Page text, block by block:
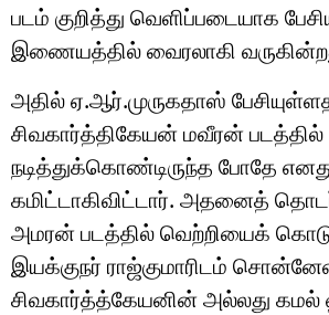
படம் குறித்து வெளிப்படையாக
இணையத்தில் வைரலாகி
அதில் ஏ.ஆர்.முருகதாஸ்
சிவகார்த்திகேயன் மவீரன் படத்தில்
நடித்துக்கொண்டிருந்த போதே
கமிட்டாகிவிட்டார். அதனைத்
அமரன் படத்தில் வெற்றியைக்
இயக்குநர் ராஜ்குமாரிடம்
சிவகார்த்த்கேயனின் அல்லது